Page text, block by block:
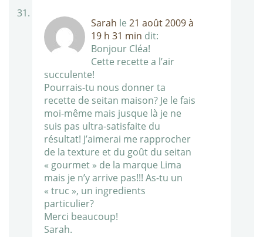
Sarah le 21 août 2009 à
19 h 31 min dit:
Bonjour Cléa!
Cette recette a l’air
succulente!
Pourrais-tu nous donner ta
recette de seitan maison? Je le fais
moi-même mais jusque là je ne
suis pas ultra-satisfaite du
résultat! J’aimerai me rapprocher
de la texture et du goût du seitan
« gourmet » de la marque Lima
mais je n’y arrive pas!!! As-tu un
« truc », un ingredients
particulier?
Merci beaucoup!
Sarah.